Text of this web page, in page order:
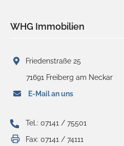
WHG Immobilien
Friedenstraße 25
71691 Freiberg am Neckar
E-Mail an uns
Tel.: 07141 / 75501
Fax: 07141 / 74111